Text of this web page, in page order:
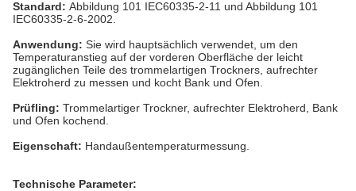
Standard: Abbildung 101 IEC60335-2-11 und Abbildung 101
IEC60335-2-6-2002.
Anwendung: Sie wird hauptsächlich verwendet, um den
Temperaturanstieg auf der vorderen Oberfläche der leicht
zugänglichen Teile des trommelartigen Trockners, aufrechter
Elektroherd zu messen und kocht Bank und Ofen.
Prüfling: Trommelartiger Trockner, aufrechter Elektroherd, Bank
und Ofen kochend.
Eigenschaft: Handaußentemperaturmessung.
Technische Parameter: